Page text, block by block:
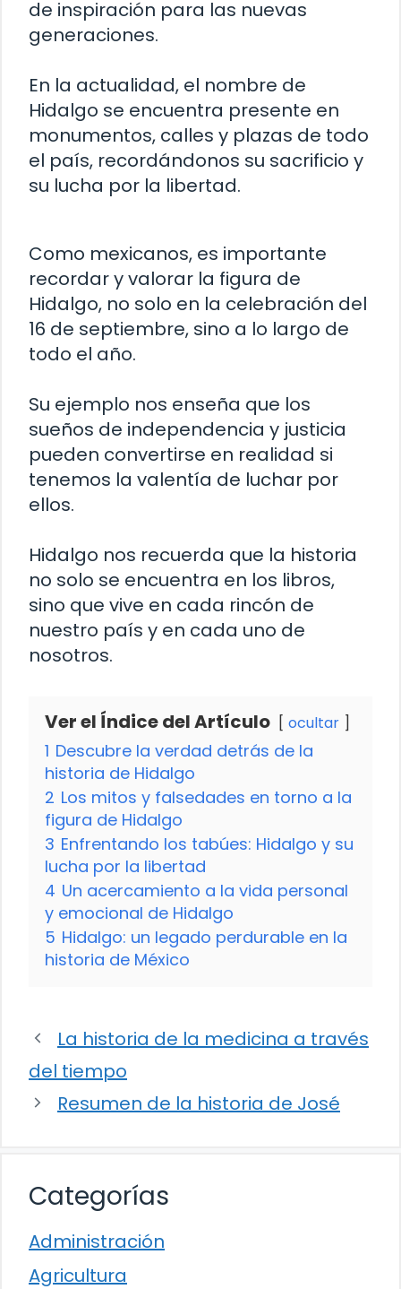
de inspiración para las nuevas
generaciones.
En la actualidad, el nombre de
Hidalgo se encuentra presente en
monumentos, calles y plazas de todo
el país, recordándonos su sacrificio y
su lucha por la libertad.
Como mexicanos, es importante
recordar y valorar la figura de
Hidalgo, no solo en la celebración del
16 de septiembre, sino a lo largo de
todo el año.
Su ejemplo nos enseña que los
sueños de independencia y justicia
pueden convertirse en realidad si
tenemos la valentía de luchar por
ellos.
Hidalgo nos recuerda que la historia
no solo se encuentra en los libros,
sino que vive en cada rincón de
nuestro país y en cada uno de
nosotros.
Ver el Índice del Artículo ocultar
1 Descubre la verdad detrás de la
historia de Hidalgo
2 Los mitos y falsedades en torno a la
figura de Hidalgo
3 Enfrentando los tabúes: Hidalgo y su
lucha por la libertad
4 Un acercamiento a la vida personal
y emocional de Hidalgo
5 Hidalgo: un legado perdurable en la
historia de México
La historia de la medicina a través
del tiempo
Resumen de la historia de José
Categorías
Administración
Agricultura